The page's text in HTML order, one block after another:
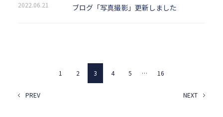
2022.06.21 ブログ「写真撮影」更新しました
PREV
1 2 3 4 5 … 16
NEXT